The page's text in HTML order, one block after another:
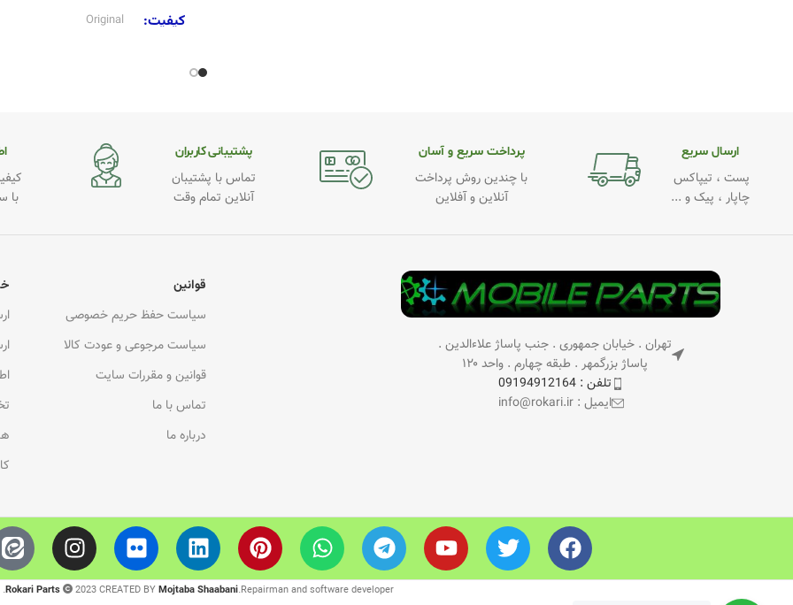
کیفیت Original
ارسال سریع
پست ، تیپاکس
چاپار ، پیک و ...
پرداخت سریع و آسان
با چندین روش پرداخت
آنلاین و آفلاین
پشتیبانی کاربران
تماس با پشتیبان
آنلاین تمام وقت
با
تهران . خیابان جمهوری . جنب پاساژ علاءالدین .
پاساژ بزرگمهر . طبقه چهارم . واحد ۱۲۰
تلفن : 09194912164
ایمیل : info@rokari.ir
قوانین
سیاست حفظ حریم خصوصی
سیاست مرجوعی و عودت کالا
قوانین و مقررات سایت
تماس با ما
درباره ما
Rokari Parts 2023 CREATED BYMojtaba Shaabani.Repairman and software developer.